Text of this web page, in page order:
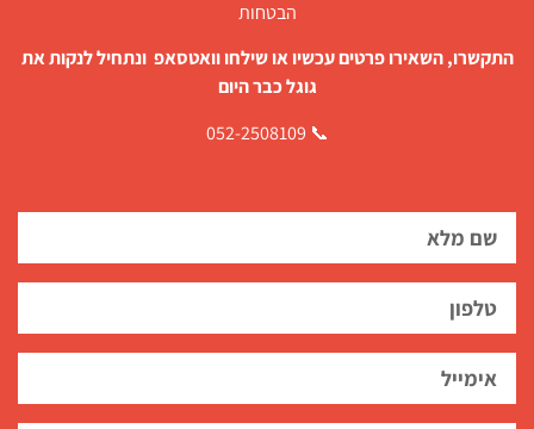
הבטחות
התקשרו, השאירו פרטים עכשיו או שילחו וואטסאפ ונתחיל לנקות את
גוגל כבר היום
📞 052-2508109